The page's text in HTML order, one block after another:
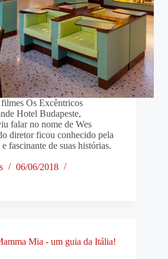
Os Excêntricos
Hotel Budapeste,
falar no nome de Wes
diretor ficou conhecido pela
fascinante de suas histórias.
06/06/2018
Mia - um guia da Itália!